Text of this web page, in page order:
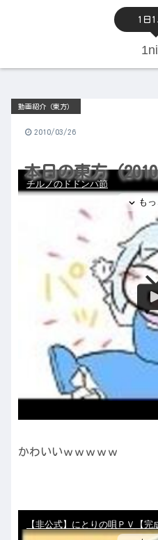
1日1
本日の東方（
動画紹介（東方）
2010/03/26
かわいいｗｗｗｗｗ